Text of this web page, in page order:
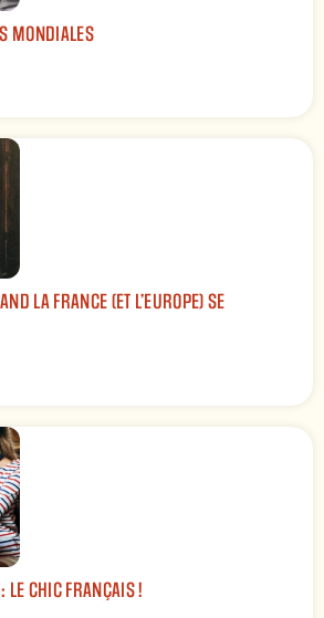
MONDIALES
LA FRANCE (ET L’EUROPE) SE
LE CHIC FRANÇAIS !